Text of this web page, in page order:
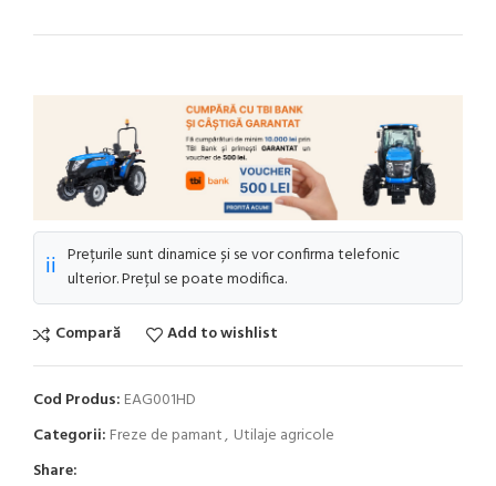
ℹ️ Prețurile sunt dinamice și se vor confirma telefonic
ulterior. Prețul se poate modifica.
Compară Add to wishlist
Cod Produs: EAG001HD
Categorii: Freze de pamant, Utilaje agricole
Share: